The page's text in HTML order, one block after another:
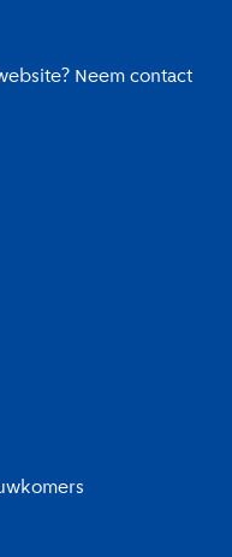
Neem contact